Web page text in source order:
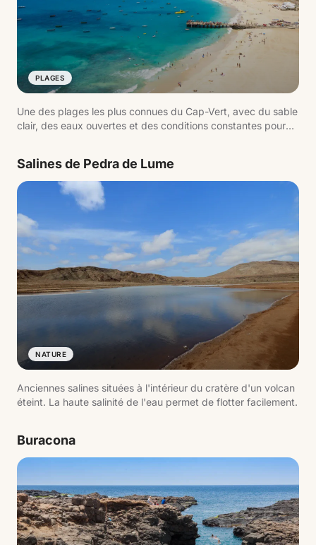
PLAGES
Une des plages les plus connues du Cap-Vert, avec du sable
clair, des eaux ouvertes et des conditions constantes pour
Salines de Pedra de Lume
NATURE
Anciennes salines situées à l'intérieur du cratère d'un volcan
éteint. La haute salinité de l'eau permet de flotter facilement.
Buracona